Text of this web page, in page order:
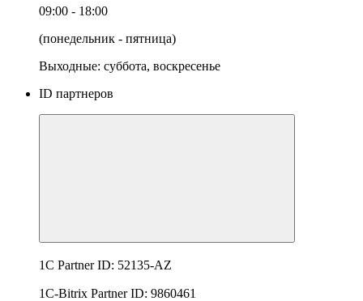
09:00 - 18:00
(понедельник - пятница)
Выходные: суббота, воскресенье
ID партнеров
1C Partner ID: 52135-AZ
1C-Bitrix Partner ID: 9860461